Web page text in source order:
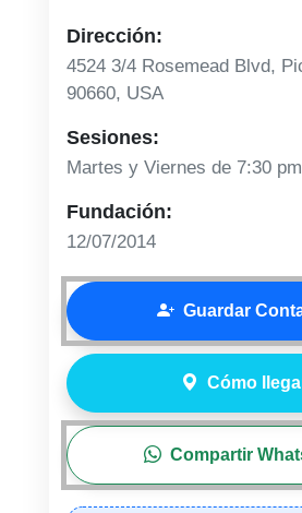
Dirección:
4524 3/4 Rosemead Blvd,
90660, USA
Sesiones:
Martes y Viernes de 7:30
Fundación:
12/07/2014
Guardar
Cómo
Compartir